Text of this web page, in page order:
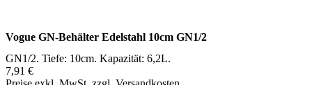
Vogue GN-Behälter Edelstahl 10cm GN1/2
GN1/2. Tiefe: 10cm. Kapazität: 6,2L.
7,91 €